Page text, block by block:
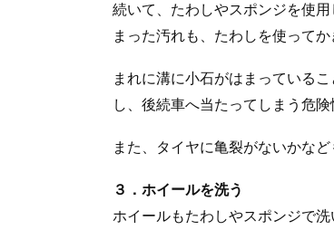
続いて、たわしやスポンジを使
まった汚れも、たわしを使ってか
まれに溝に小石がはまっている
し、後続車へ当たってしまう危
また、タイヤに亀裂がないかな
３．ホイールを洗う
ホイールもたわしやスポンジで